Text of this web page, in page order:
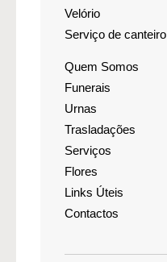
Velório
Serviço de canteiro
Quem Somos
Funerais
Urnas
Trasladações
Serviços
Flores
Links Úteis
Contactos